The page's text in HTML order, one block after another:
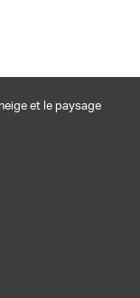
et le paysage